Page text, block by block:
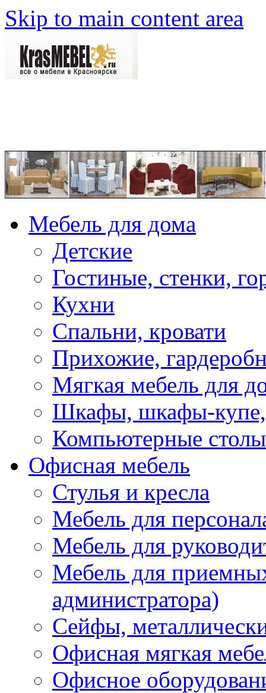
Skip to main content area
Мебель для дома
Детские
Гостиные, стенки,
Кухни
Спальни, кровати
Прихожие,
Мягкая мебель для
Шкафы, шкафы-купе,
Компьютерные столы
Офисная мебель
Стулья и кресла
Мебель для
Мебель для
Мебель для
администратора)
Сейфы,
Офисная мягкая
Офисное